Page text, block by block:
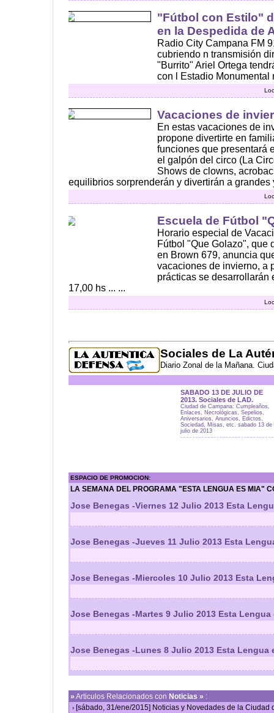
"Fútbol con Estilo"
en la Despedida de
Radio City Campana FM
cubriendo n transmisión
"Burrito" Ariel Ortega
con l Estadio Monumental
Vacaciones de
En estas vacaciones de
propone divertirte en
funciones que presentará
el galpón del circo (La
Shows de clowns,
equilibrios sorprenderán y divertirán a grandes
Escuela de Fútbol
Horario especial de
Fútbol "Que Golazo", que
en Brown 679, anuncia
vacaciones de invierno, a
prácticas se desarrollarán
17,00 hs ... ...
Sociales de La
Diario Zonal de la Mañana.
SABADO 13 DE JULIO DE
2013. Sociales de LAD.
Ciudad de Campana: Cumpleaños,
Enlaces, Necrológicas, Sepelios,
Aniversarios, Anuncios, Edictos,
Sociedad, Misas, etc. sabado 13 de
julio de 2013
ESPACIO DE PROMOCION:
LA SEMANA DEL PROGRAMA "ESTA LENGUA ES MIA"
Jose Benegas -Viernes 12 Julio 2013 Esta
Jose Benegas -Jueves 11 Julio 2013 Esta
Jose Benegas -Miercoles 10 Julio 2013 Esta
Jose Benegas -Martes 9 Julio 2013 Esta Lengua
Jose Benegas -Lunes 8 Julio 2013 Esta Lengua
» Articulos Relacionados con Noticias » :
› [sábado, 31/ene/2015] Noticias y Novedades de la Ciudad